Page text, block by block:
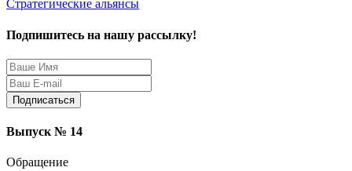
Стратегические альянсы
Подпишитесь на нашу рассылку!
Выпуск № 14
Обращение